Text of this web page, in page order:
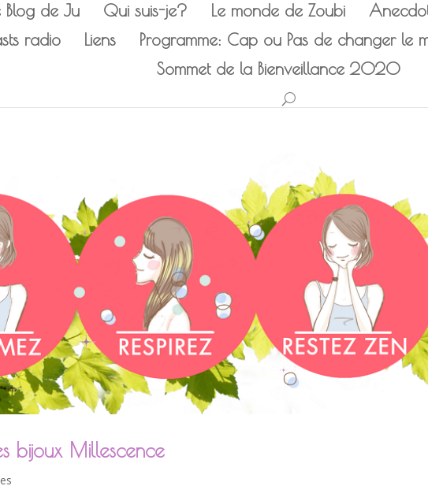
Blog de Ju Qui suis-je? Le monde de Zoubi
radio
Liens
Programme: Cap ou Pas de changer le
Sommet de la Bienveillance 2020
bijoux Millescence